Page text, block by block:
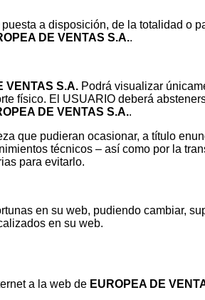
a disposición, de la totalidad o
DE VENTAS S.A..
VENTAS S.A. Podrá visualizar
físico. El USUARIO deberá
DE VENTAS S.A..
que pudieran ocasionar, a título
técnicos – así como por la
para evitarlo.
en su web, pudiendo cambiar,
en su web.
a la web de EUROPEA DE